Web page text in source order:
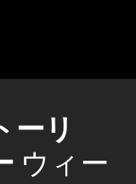
ーリ
ウィー